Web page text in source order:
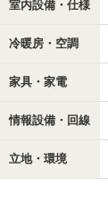
室内設備・仕様
冷暖房・空調
家具・家電
情報設備・回線
立地・環境